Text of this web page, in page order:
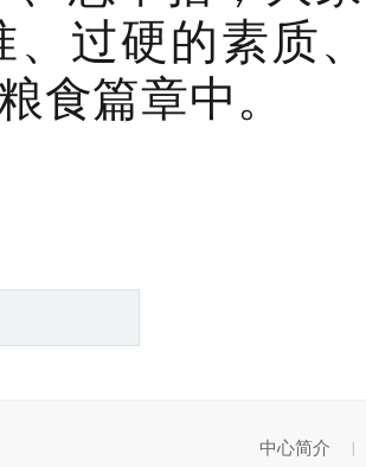
、过硬的素质
食篇章中。
中心简介
|